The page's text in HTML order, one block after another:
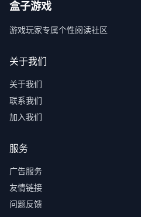
盒子游戏
游戏玩家专属个性阅读社区
关于我们
关于我们
联系我们
加入我们
服务
广告服务
友情链接
问题反馈